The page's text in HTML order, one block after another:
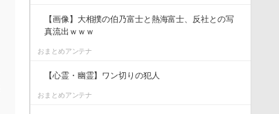
【画像】大相撲の伯乃富士と熱海富士、反社との写
真流出ｗｗｗ
おまとめアンテナ
【心霊・幽霊】ワン切りの犯人
おまとめアンテナ